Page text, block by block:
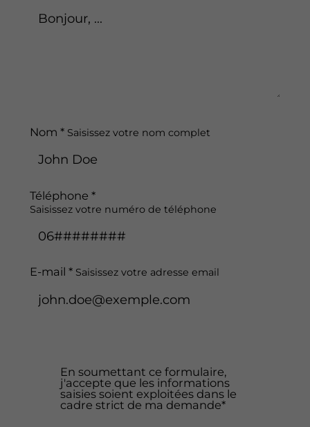
Nom * Saisissez votre nom complet
Téléphone *
Saisissez votre numéro de téléphone
E-mail * Saisissez votre adresse email
En soumettant ce formulaire,
j'accepte que les informations
saisies soient exploitées dans le
cadre strict de ma demande*